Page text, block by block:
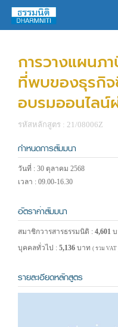
การวางแผนภ
ที่พบของธุรกิจ
อบรมออนไลน์
รหัสหลักสูตร : 21/08006Z
กำหนดการสัมมนา
วันที่ : 30 ตุลาคม 2568
เวลา : 09.00-16.30
อัตราค่าสัมมนา
สมาชิกวารสารธรรมนิติ : 4,601
บุคคลทั่วไป : 5,136 บาท ( รวม VAT
รายละเอียดหลักสูตร